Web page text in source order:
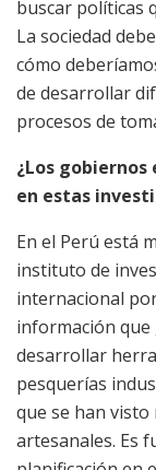
buscar políticas
La sociedad
cómo
de desarrollar
procesos de
¿Los
en estas
En el Perú está
instituto de
internacional
información que
desarrollar
pesquerías
que se han
artesanales. Es